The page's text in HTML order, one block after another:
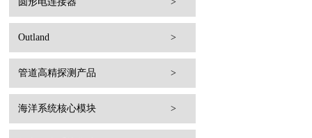
Outland >
管道高精探测产品 >
海洋系统核心模块 >